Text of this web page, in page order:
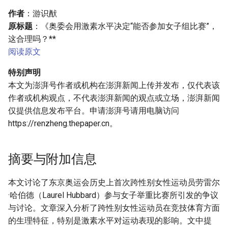
作者 ：游识猷
原标题 ：《奥委会用激素水平决定“能否参加女子组比赛”，
这合理吗？**
阅读原文
特别声明
本文为澎湃号作者或机构在澎湃新闻上传并发布，仅代表该
作者或机构观点，不代表澎湃新闻的观点或立场，澎湃新闻
仅提供信息发布平台。申请澎湃号请用电脑访问
https://renzheng.thepaper.cn。
摘要与附加信息
本文讨论了东京奥运会历史上首次跨性别女性运动员劳雷尔
·哈伯德（Laurel Hubbard）参与女子举重比赛所引发的争议
与讨论。文章深入分析了跨性别女性运动员在竞技体育方面
的生理特征，特别是激素水平对运动表现的影响。文中提